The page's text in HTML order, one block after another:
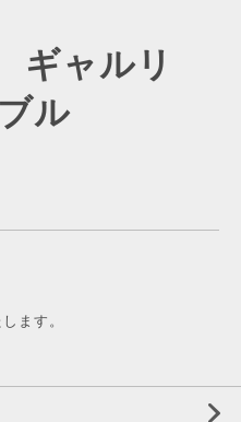
ギャルリ
ル
ます。